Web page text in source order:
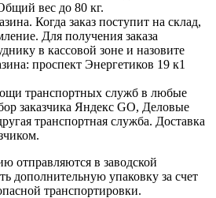
вес до 80 кг.
Когда заказ поступит на склад,
Для получения заказа
в кассовой зоне и назовите
проспект Энергетиков 19 к1
транспортных служб в любые
заказчика Яндекс GO, Деловые
транспортная служба. Доставка
отправляются в заводской
дополнительную упаковку за счет
транспортировки.